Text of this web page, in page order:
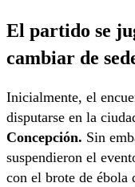
El partido se
cambiar de
Inicialmente, el
disputarse en la
Concepción. Sin
suspendieron el
con el brote de ébola